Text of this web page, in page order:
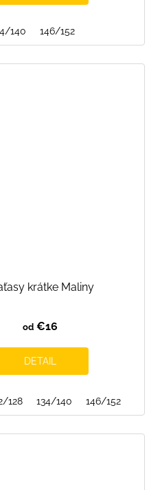
140 146/152
krátke Maliny
od €16
DETAIL
128 134/140 146/152